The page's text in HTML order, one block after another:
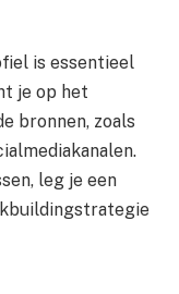
is essentieel
je op het
bronnen, zoals
leg je een